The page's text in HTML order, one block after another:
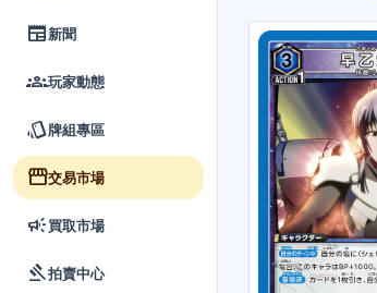
newspaper新聞
groups玩家動態
style牌組專區
storefront交易市場
campaign買取市場
gavel拍賣中心